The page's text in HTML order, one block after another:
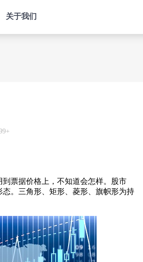
关于我们
票据价格上，不知道会怎样。股市
。三角形、矩形、菱形、旗帜形为持